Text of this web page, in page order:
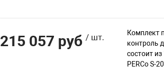
215 057 руб / шт.
Комплект
контроль
состоит
PERCo S-